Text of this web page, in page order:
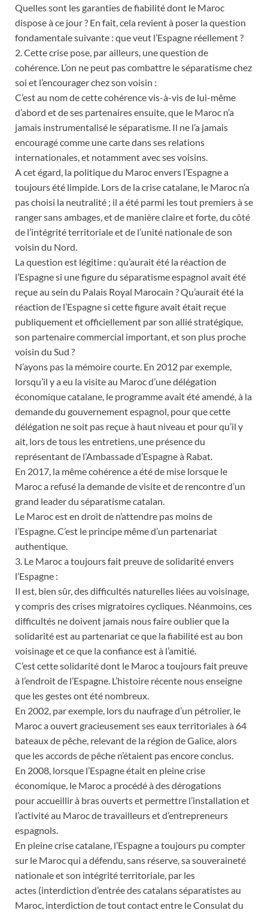
Quelles sont les garanties de fiabilité dont le Maroc
dispose à ce jour ? En fait, cela revient à poser la question
fondamentale suivante : que veut l’Espagne réellement ?
2. Cette crise pose, par ailleurs, une question de
cohérence. L’on ne peut pas combattre le séparatisme chez
soi et l’encourager chez son voisin :
C’est au nom de cette cohérence vis-à-vis de lui-même
d’abord et de ses partenaires ensuite, que le Maroc n’a
jamais instrumentalisé le séparatisme. Il ne l’a jamais
encouragé comme une carte dans ses relations
internationales, et notamment avec ses voisins.
A cet égard, la politique du Maroc envers l’Espagne a
toujours été limpide. Lors de la crise catalane, le Maroc n’a
pas choisi la neutralité ; il a été parmi les tout premiers à se
ranger sans ambages, et de manière claire et forte, du côté
de l’intégrité territoriale et de l’unité nationale de son
voisin du Nord.
La question est légitime : qu’aurait été la réaction de
l’Espagne si une figure du séparatisme espagnol avait été
reçue au sein du Palais Royal Marocain ? Qu’aurait été la
réaction de l’Espagne si cette figure avait était reçue
publiquement et officiellement par son allié stratégique,
son partenaire commercial important, et son plus proche
voisin du Sud ?
N’ayons pas la mémoire courte. En 2012 par exemple,
lorsqu’il y a eu la visite au Maroc d’une délégation
économique catalane, le programme avait été amendé, à la
demande du gouvernement espagnol, pour que cette
délégation ne soit pas reçue à haut niveau et pour qu’il y
ait, lors de tous les entretiens, une présence du
représentant de l’Ambassade d’Espagne à Rabat.
En 2017, la même cohérence a été de mise lorsque le
Maroc a refusé la demande de visite et de rencontre d’un
grand leader du séparatisme catalan.
Le Maroc est en droit de n’attendre pas moins de
l’Espagne. C’est le principe même d’un partenariat
authentique.
3. Le Maroc a toujours fait preuve de solidarité envers
l’Espagne :
Il est, bien sûr, des difficultés naturelles liées au voisinage,
y compris des crises migratoires cycliques. Néanmoins, ces
difficultés ne doivent jamais nous faire oublier que la
solidarité est au partenariat ce que la fiabilité est au bon
voisinage et ce que la confiance est à l’amitié.
C’est cette solidarité dont le Maroc a toujours fait preuve
à l’endroit de l’Espagne. L’histoire récente nous enseigne
que les gestes ont été nombreux.
En 2002, par exemple, lors du naufrage d’un pétrolier, le
Maroc a ouvert gracieusement ses eaux territoriales à 64
bateaux de pêche, relevant de la région de Galice, alors
que les accords de pêche n’étaient pas encore conclus.
En 2008, lorsque l’Espagne était en pleine crise
économique, le Maroc a procédé à des dérogations
pour accueillir à bras ouverts et permettre l’installation et
l’activité au Maroc de travailleurs et d’entrepreneurs
espagnols.
En pleine crise catalane, l’Espagne a toujours pu compter
sur le Maroc qui a défendu, sans réserve, sa souveraineté
nationale et son intégrité territoriale, par les
actes (interdiction d’entrée des catalans séparatistes au
Maroc, interdiction de tout contact entre le Consulat du